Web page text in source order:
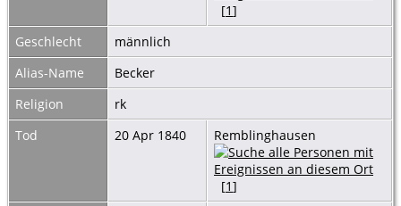
[1]
Geschlecht
männlich
Alias-Name
Becker
Religion
rk
Tod
20 Apr 1840 Remblinghausen
[1]